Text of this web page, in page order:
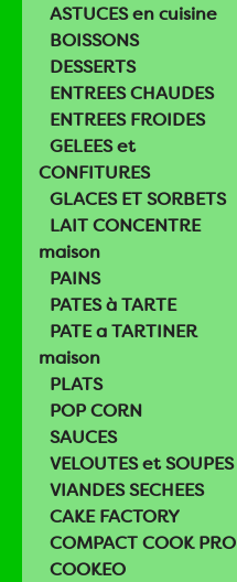
ASTUCES en cuisine
BOISSONS
DESSERTS
ENTREES CHAUDES
ENTREES FROIDES
GELEES et
CONFITURES
GLACES ET SORBETS
LAIT CONCENTRE
maison
PAINS
PATES à TARTE
PATE a TARTINER
maison
PLATS
POP CORN
SAUCES
VELOUTES et SOUPES
VIANDES SECHEES
CAKE FACTORY
COMPACT COOK PRO
COOKEO